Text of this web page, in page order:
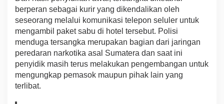
berperan sebagai kurir yang dikendalikan oleh
seseorang melalui komunikasi telepon seluler untuk
mengambil paket sabu di hotel tersebut. Polisi
menduga tersangka merupakan bagian dari jaringan
peredaran narkotika asal Sumatera dan saat ini
penyidik masih terus melakukan pengembangan untuk
mengungkap pemasok maupun pihak lain yang
terlibat.